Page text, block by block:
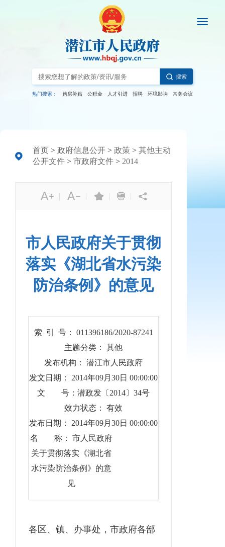
搜索
热门搜索： 购房补贴 公积金 人才引进 招聘 环境影响 常务会议
首页 > 政府信息公开 > 政策 > 其他主动
公开文件 > 市政府文件 > 2014
| | | |
市人民政府关于贯彻
落实《湖北省水污染
防治条例》的意见
索 引 号： 011396186/2020-87241
主题分类： 其他
发布机构： 潜江市人民政府
发文日期： 2014年09月30日 00:00:00
文 号：潜政发〔2014〕34号
效力状态： 有效
发布日期： 2014年09月30日 00:00:00
名 称： 市人民政府
关于贯彻落实《湖北省
水污染防治条例》的意
见
各区、镇、办事处，市政府各部